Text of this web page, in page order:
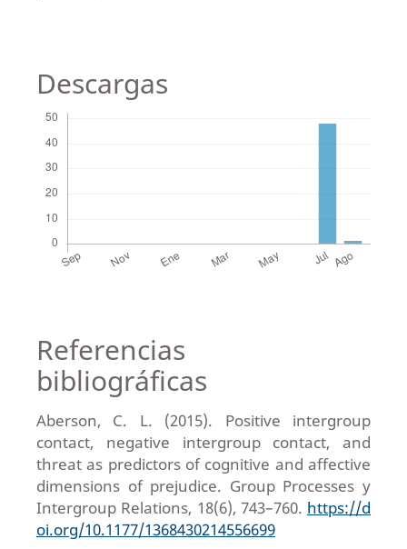
Descargas
Referencias
bibliográficas
Aberson, C. L. (2015). Positive intergroup
contact, negative intergroup contact, and
threat as predictors of cognitive and affective
dimensions of prejudice. Group Processes y
Intergroup Relations, 18(6), 743–760. https://d
oi.org/10.1177/1368430214556699